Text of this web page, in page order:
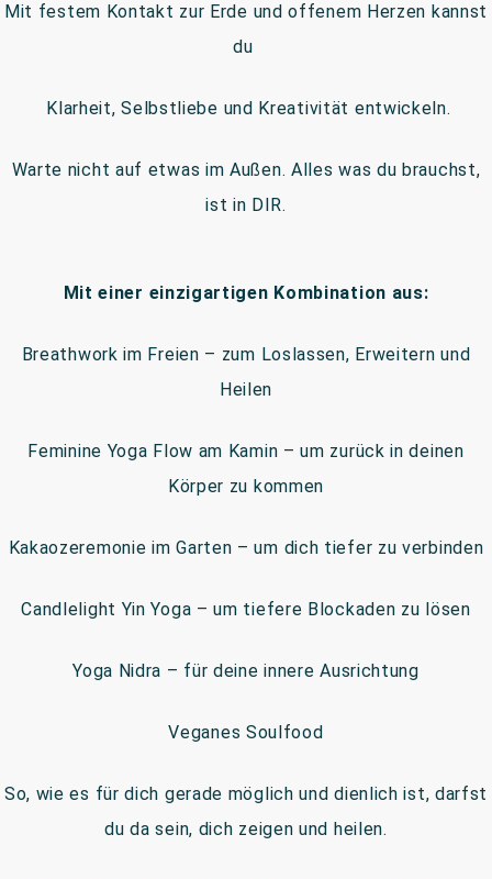
Mit festem Kontakt zur Erde und offenem Herzen kannst
du
Klarheit, Selbstliebe und Kreativität entwickeln.
Warte nicht auf etwas im Außen. Alles was du brauchst,
ist in DIR.
Mit einer einzigartigen Kombination aus:
Breathwork im Freien – zum Loslassen, Erweitern und
Heilen
Feminine Yoga Flow am Kamin – um zurück in deinen
Körper zu kommen
Kakaozeremonie im Garten – um dich tiefer zu verbinden
Candlelight Yin Yoga – um tiefere Blockaden zu lösen
Yoga Nidra – für deine innere Ausrichtung
Veganes Soulfood
So, wie es für dich gerade möglich und dienlich ist, darfst
du da sein, dich zeigen und heilen.